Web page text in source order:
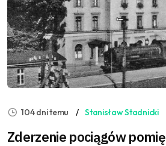
104 dni temu Stanisław Stadnicki
Zderzenie pociągów